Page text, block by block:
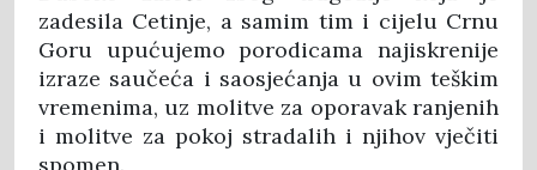
zadesila Cetinje, a samim tim i cijelu Crnu
Goru upućujemo porodicama najiskrenije
izraze saučeća i saosjećanja u ovim teškim
vremenima, uz molitve za oporavak ranjenih
i molitve za pokoj stradalih i njihov vječiti